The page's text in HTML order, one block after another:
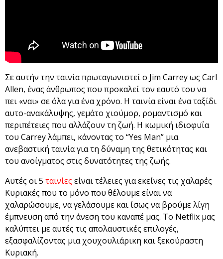
Σε αυτήν την ταινία πρωταγωνιστεί ο Jim Carrey ως Carl
Allen, ένας άνθρωπος που προκαλεί τον εαυτό του να
πει «ναι» σε όλα για ένα χρόνο. Η ταινία είναι ένα ταξίδι
αυτο-ανακάλυψης, γεμάτο χιούμορ, ρομαντισμό και
περιπέτειες που αλλάζουν τη ζωή. Η κωμική ιδιοφυΐα
του Carrey λάμπει, κάνοντας το “Yes Man” μια
ανεβαστική ταινία για τη δύναμη της θετικότητας και
του ανοίγματος στις δυνατότητες της ζωής.
Αυτές οι 5 ταινίες είναι τέλειες για εκείνες τις χαλαρές
Κυριακές που το μόνο που θέλουμε είναι να
χαλαρώσουμε, να γελάσουμε και ίσως να βρούμε λίγη
έμπνευση από την άνεση του καναπέ μας. Το Netflix μας
καλύπτει με αυτές τις απολαυστικές επιλογές,
εξασφαλίζοντας μια χουχουλιάρικη και ξεκούραστη
Κυριακή.